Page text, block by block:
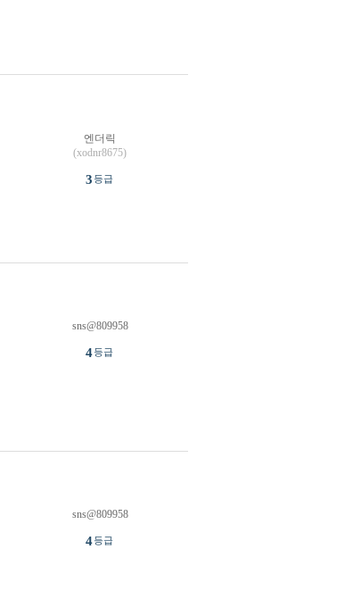
엔더릭
(xodnr8675)
3등급
sns@809958
4등급
sns@809958
4등급